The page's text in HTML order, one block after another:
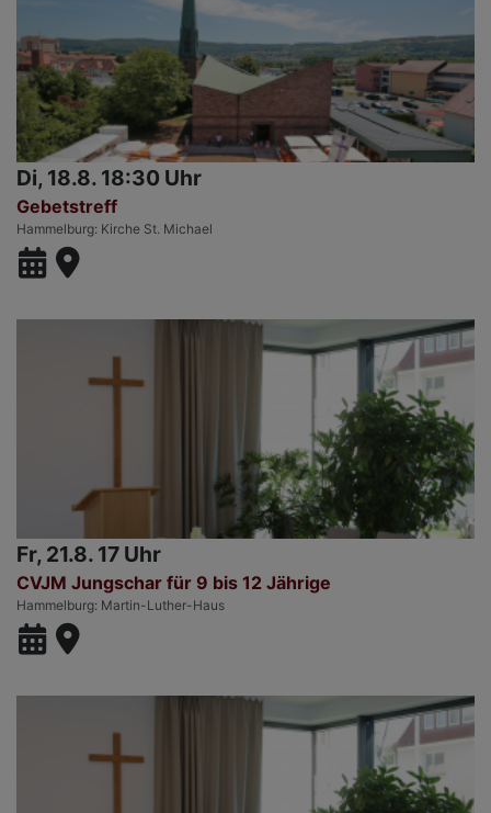
Di, 18.8. 18:30 Uhr
Gebetstreff
Hammelburg Kirche St. Michael
Fr, 21.8. 17 Uhr
CVJM Jungschar für 9 bis 12 Jährige
Hammelburg Martin-Luther-Haus